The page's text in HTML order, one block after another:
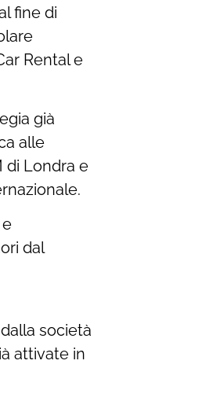
fine di
Rental e
già
alle
di Londra e
dal
società
attivate in